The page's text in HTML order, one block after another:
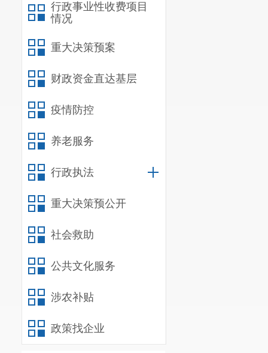
行政事业性收费项目
情况
重大决策预案
财政资金直达基层
疫情防控
养老服务
行政执法
重大决策预公开
社会救助
公共文化服务
涉农补贴
政策找企业